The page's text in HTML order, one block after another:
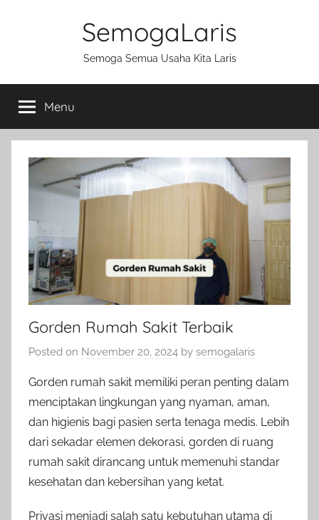
SemogaLaris
Semoga Semua Usaha Kita Laris
Menu
Gorden Rumah Sakit Terbaik
Posted on November 20, 2024 by semogalaris
Gorden rumah sakit memiliki peran penting dalam
menciptakan lingkungan yang nyaman, aman,
dan higienis bagi pasien serta tenaga medis. Lebih
dari sekadar elemen dekorasi, gorden di ruang
rumah sakit dirancang untuk memenuhi standar
kesehatan dan kebersihan yang ketat.
Privasi menjadi salah satu kebutuhan utama di